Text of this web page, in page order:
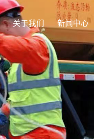
关于我们 新闻中心